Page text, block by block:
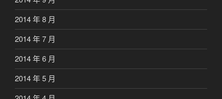
2014 年 8 月
2014 年 7 月
2014 年 6 月
2014 年 5 月